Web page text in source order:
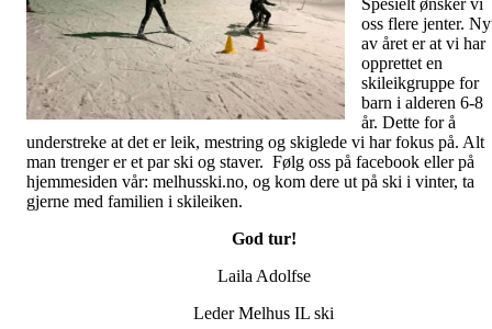
oss flere jenter.
av året er at vi har
opprettet en
skileikgruppe for
barn i alderen 6-8
år. Dette for å
understreke at det er leik, mestring og skiglede vi har fokus på. Alt
man trenger er et par ski og staver. Følg oss på facebook eller på
hjemmesiden vår: melhusski.no, og kom dere ut på ski i vinter, ta
gjerne med familien i skileiken.
God tur!
Laila Adolfse
Leder Melhus IL ski